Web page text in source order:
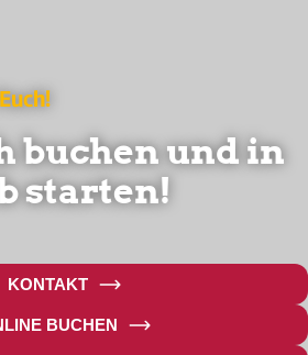
buchenund in
starten!
KONTAKT
BUCHEN